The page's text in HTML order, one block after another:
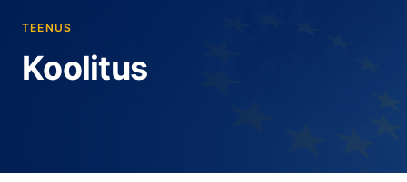
TEENUS
Koolitus